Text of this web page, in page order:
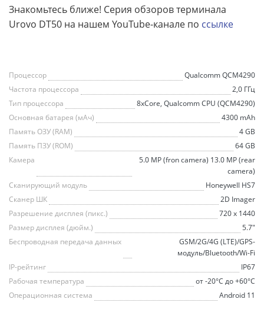
Знакомьтесь ближе! Серия обзоров терминала
Urovo DT50 на нашем YouTube-канале по ссылке
Процессор
Qualcomm QCM4290
Частота процессора
2,0 ГГц
Тип процессора
8xCore, Qualcomm CPU (QCM4290)
Основная батарея (мАч)
4300 mAh
Память ОЗУ (RAM)
4 GB
Память ПЗУ (ROM)
64 GB
Камера
5.0 MP (fron camera) 13.0 MP (rear
camera)
Сканирующий модуль
Honeywell HS7
Сканер ШК
2D Imager
Разрешение дисплея (пикс.)
720 x 1440
Размер дисплея (дюйм.)
5.7"
Беспроводная передача данных
GSM/2G/4G (LTE)/GPS-
модуль/Bluetooth/Wi-Fi
IP-рейтинг
IP67
Рабочая температура
от -20°C до +60°C
Операционная система
Android 11